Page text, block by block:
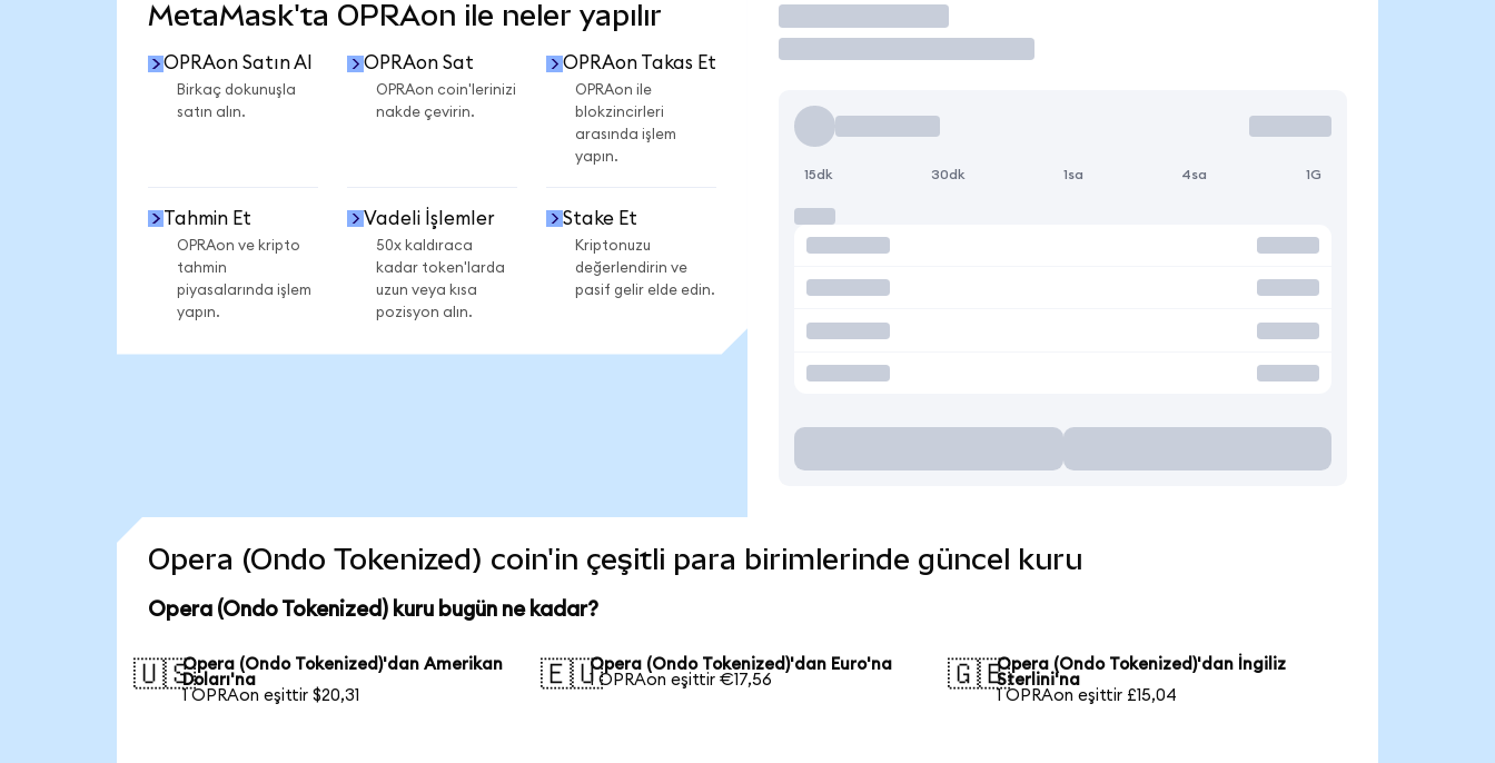
MetaMask'ta OPRAon ile neler yapılır
OPRAon Satın Al
Birkaç dokunuşla
satın alın.
OPRAon Sat
OPRAon coin'lerinizi
nakde çevirin.
OPRAon Takas Et
OPRAon ile
blokzincirleri
arasında işlem
yapın.
Tahmin Et
OPRAon ve kripto
tahmin
piyasalarında işlem
yapın.
Vadeli İşlemler
50x kaldıraca
kadar token'larda
uzun veya kısa
pozisyon alın.
Stake Et
Kriptonuzu
değerlendirin ve
pasif gelir elde edin.
İşlem Yap
15dk 30dk 1sa 4sa 1G
Opera (Ondo Tokenized) coin'in çeşitli para birimlerinde güncel kuru
Opera (Ondo Tokenized) kuru bugün ne kadar?
🇺🇸Opera (Ondo Tokenized)'dan Amerikan
Doları'na
1 OPRAon eşittir $20,31
🇪🇺Opera (Ondo Tokenized)'dan Euro'na
1 OPRAon eşittir €17,56
🇬🇧Opera (Ondo Tokenized)'dan İngiliz
Sterlini'na
1 OPRAon eşittir £15,04